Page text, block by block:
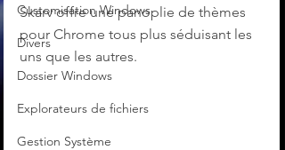
Customisation Windows
Divers
Dossier Windows
Explorateurs de fichiers
Gestion Système
Skarv offre une panoplie de thèmes
pour Chrome tous plus séduisant les
uns que les autres.